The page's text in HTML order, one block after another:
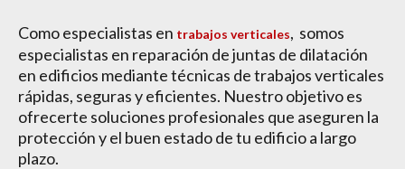
Como especialistas en trabajos verticales, somos
especialistas en reparación de juntas de dilatación
en edificios mediante técnicas de trabajos verticales
rápidas, seguras y eficientes. Nuestro objetivo es
ofrecerte soluciones profesionales que aseguren la
protección y el buen estado de tu edificio a largo
plazo.